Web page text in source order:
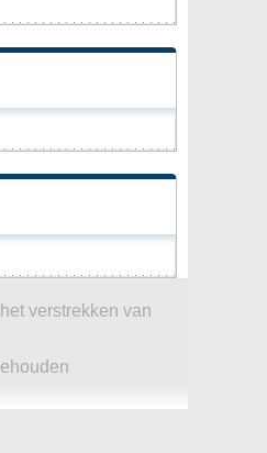
verstrekken van